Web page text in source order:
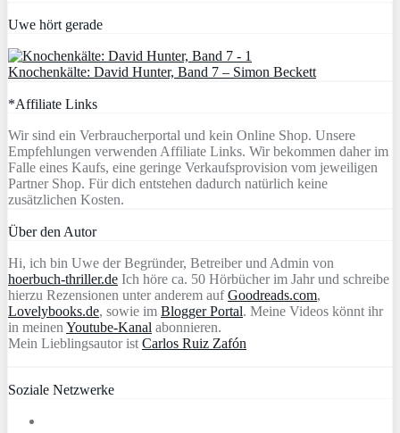
Uwe hört gerade
Knochenkälte: David Hunter, Band 7 – Simon Beckett
*Affiliate Links
Wir sind ein Verbraucherportal und kein Online Shop. Unsere
Empfehlungen verwenden Affiliate Links. Wir bekommen daher im
Falle eines Kaufs, eine geringe Verkaufsprovision vom jeweiligen
Partner Shop. Für dich entstehen dadurch natürlich keine
zusätzlichen Kosten.
Über den Autor
Hi, ich bin Uwe der Begründer, Betreiber und Admin von
hoerbuch-thriller.de Ich höre ca. 50 Hörbücher im Jahr und schreibe
hierzu Rezensionen unter anderem aufGoodreads.com,
Lovelybooks.de, sowie im Blogger Portal. Meine Videos könnt ihr
in meinen Youtube-Kanal abonnieren.
Mein Lieblingsautor ist Carlos Ruiz Zafón
Soziale Netzwerke